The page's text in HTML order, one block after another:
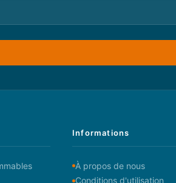
Informations
À propos de nous
Conditions d'utilisation